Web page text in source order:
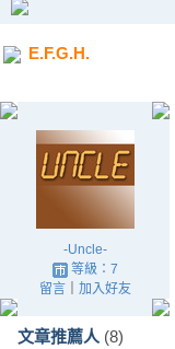
E.F.G.H.
-Uncle-
等級：7
留言｜ 加入好友
文章推薦人 (8)